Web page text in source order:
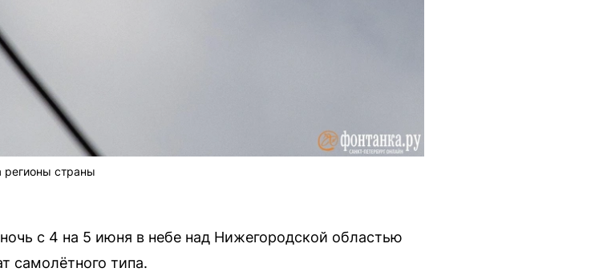
регионы страны
с 4 на 5 июня в небе над Нижегородской областью
самолётного типа.